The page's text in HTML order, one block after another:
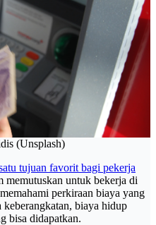
(Unsplash)
tujuan favorit bagi pekerja
memutuskan untuk bekerja di
perkiraan biaya yang
biaya hidup
bisa didapatkan.